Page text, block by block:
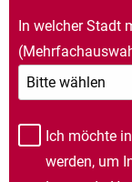
In welcher Stadt
Ich möchte
werden, um